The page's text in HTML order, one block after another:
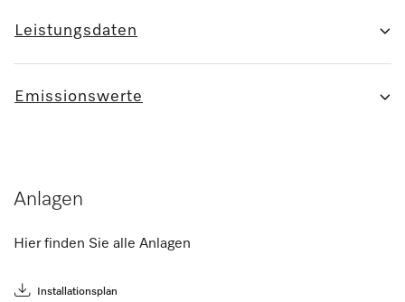
Leistungsdaten
Emissionswerte
Anlagen
Hier finden Sie alle Anlagen
Installationsplan